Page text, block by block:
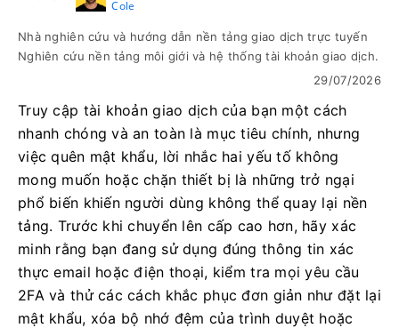
Cole
Nhà nghiên cứu và hướng dẫn nền tảng giao dịch trực tuyến
Nghiên cứu nền tảng môi giới và hệ thống tài khoản giao dịch.
29/07/2026
Truy cập tài khoản giao dịch của bạn một cách
nhanh chóng và an toàn là mục tiêu chính, nhưng
việc quên mật khẩu, lời nhắc hai yếu tố không
mong muốn hoặc chặn thiết bị là những trở ngại
phổ biến khiến người dùng không thể quay lại nền
tảng. Trước khi chuyển lên cấp cao hơn, hãy xác
minh rằng bạn đang sử dụng đúng thông tin xác
thực email hoặc điện thoại, kiểm tra mọi yêu cầu
2FA và thử các cách khắc phục đơn giản như đặt lại
mật khẩu, xóa bộ nhớ đệm của trình duyệt hoặc